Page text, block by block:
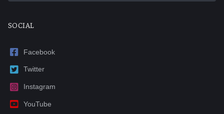
SOCIAL
Facebook
Twitter
Instagram
YouTube